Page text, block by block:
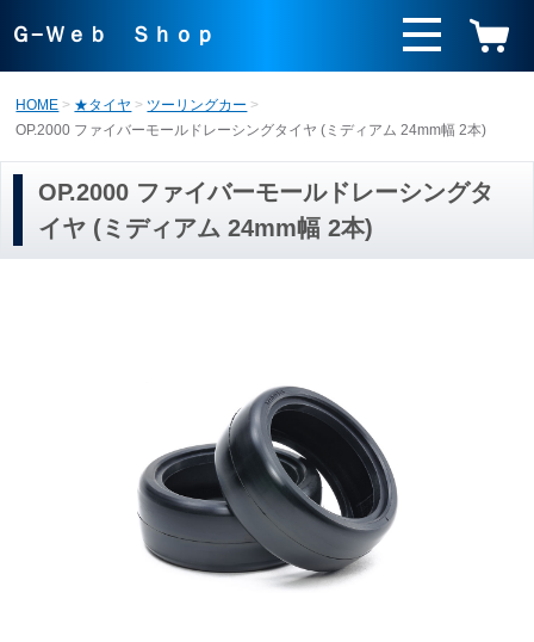
Ｇ−Ｗｅｂ Ｓｈｏｐ
HOME ★タイヤ
ツーリングカー
OP.2000 ファイバーモールドレーシングタイヤ (ミディアム 24mm幅 2本)
OP.2000 ファイバーモールドレーシングタ
イヤ (ミディアム 24mm幅 2本)